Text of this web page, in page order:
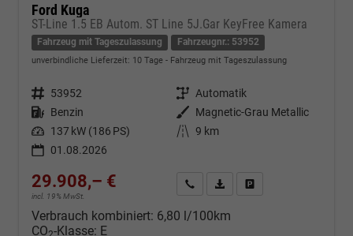
Ford Kuga
ST-Line 1.5 EB Autom. ST Line 5J.Gar KeyFree Kamera
Fahrzeug mit Tageszulassung Fahrzeugnr.: 53952
unverbindliche Lieferzeit: 10 Tage Fahrzeug mit Tageszulassung
Fahrzeugnr. 53952 Getriebe Automatik
Kraftstoff Benzin Außenfarbe Magnetic-Grau Metallic
Leistung 137 kW (186 PS) Kilometerstand 9 km
01.08.2026
29.908,– €
incl. 19% MwSt.
Kontakt & Angebot anfordern
PDF-Datei, Fahrzeugexposé
Verbrauch kombiniert: 6,80 l/100km
CO -Klasse: E